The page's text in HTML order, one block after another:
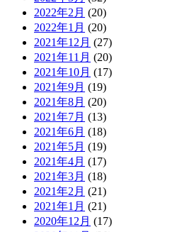
2022年2月 (20)
2022年1月 (20)
2021年12月 (27)
2021年11月 (20)
2021年10月 (17)
2021年9月 (19)
2021年8月 (20)
2021年7月 (13)
2021年6月 (18)
2021年5月 (19)
2021年4月 (17)
2021年3月 (18)
2021年2月 (21)
2021年1月 (21)
2020年12月 (17)